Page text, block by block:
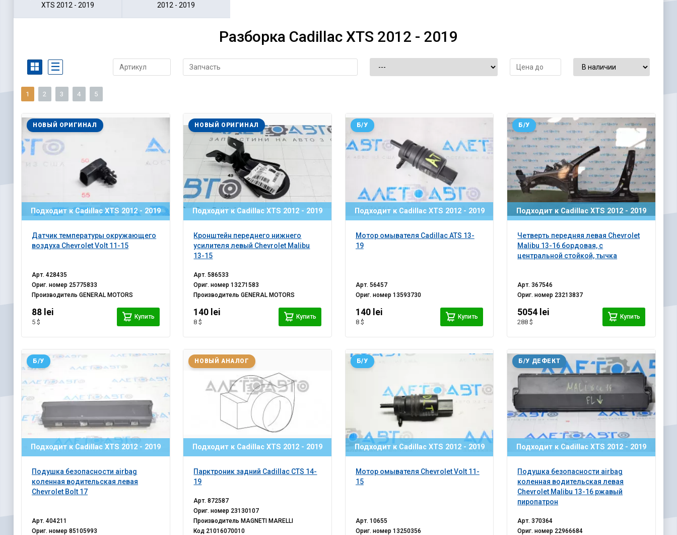
XTS 2012 - 2019
2012 - 2019
Разборка Cadillac XTS 2012 - 2019
1 2 3 4 5
Подходит к Cadillac XTS 2012 - 2019
Датчик температуры окружающего
воздуха Chevrolet Volt 11-15
НОВЫЙ ОРИГИНАЛ
Арт.428435
Ориг. номер 25775833
ПроизводительGENERAL MOTORS
88 lei
5 $
Купить
Подходит к Cadillac XTS 2012 - 2019
Кронштейн переднего нижнего
усилителя левый Chevrolet Malibu
13-15
НОВЫЙ ОРИГИНАЛ
Арт.586533
Ориг. номер13271583
ПроизводительGENERAL MOTORS
140 lei
8 $
Купить
Подходит к Cadillac XTS 2012 - 2019
Мотор омывателя Cadillac ATS 13-
19
Б/У
Арт. 56457
Ориг. номер 13593730
140 lei
8 $
Купить
Подходит к Cadillac XTS 2012 - 2019
Четверть передняя левая Chevrolet
Malibu 13-16 бордовая, с
центральной стойкой, тычка
Б/У
Арт.367546
Ориг. номер 23213837
5054 lei
288 $
Купить
Подходит к Cadillac XTS 2012 - 2019
Подушка безопасности airbag
коленная водительская левая
Chevrolet Bolt 17
Б/У
Арт.404211
Ориг. номер85105993
Подходит к Cadillac XTS 2012 - 2019
Парктроник задний Cadillac CTS 14-
19
НОВЫЙ АНАЛОГ
Арт.872587
Ориг. номер 23130107
ПроизводительMAGNETI MARELLI
Код 21016070010
Подходит к Cadillac XTS 2012 - 2019
Мотор омывателя Chevrolet Volt 11-
15
Б/У
Арт. 10655
Ориг. номер 13250356
Подходит к Cadillac XTS 2012 - 2019
Подушка безопасности airbag
коленная водительская левая
Chevrolet Malibu 13-16 ржавый
пиропатрон
Б/У ДЕФЕКТ
Арт.370364
Ориг. номер 22966684